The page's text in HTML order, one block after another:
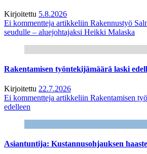
Kirjoitettu 5.8.2026
Ei kommentteja artikkeliin Rakennustyö
seudulle – aluejohtajaksi Heikki Malaska
Rakentamisen työntekijämäärä laski
Kirjoitettu 22.7.2026
Ei kommentteja artikkeliin Rakentamisen
edelleen
Asiantuntija: Kustannusohjauksen